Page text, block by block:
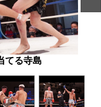
てる寺島